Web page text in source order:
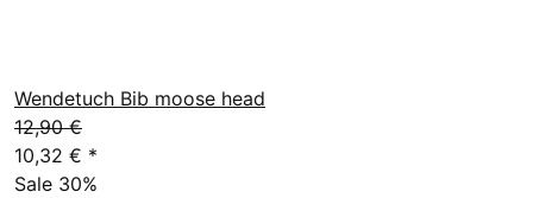
Wendetuch Bib moose head
12,90 €
10,32 € *
Sale 30%